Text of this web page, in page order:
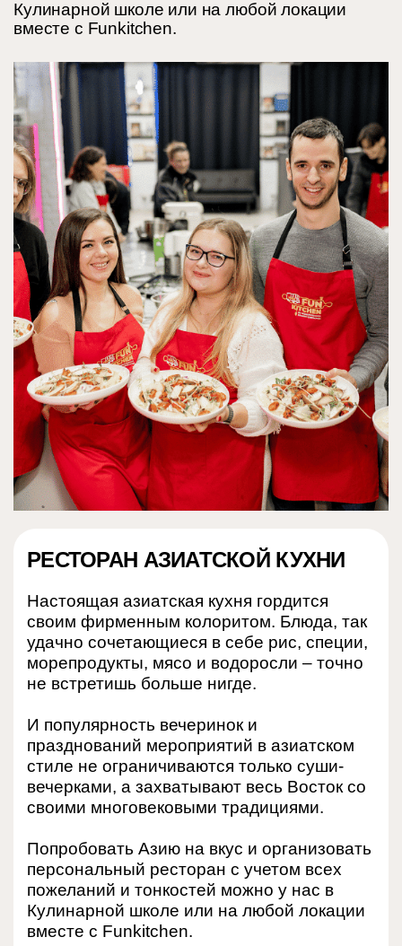
Кулинарной школе или на любой локации
вместе с Funkitchen.
РЕСТОРАН АЗИАТСКОЙ КУХНИ
Настоящая азиатская кухня гордится
своим фирменным колоритом. Блюда, так
удачно сочетающиеся в себе рис, специи,
морепродукты, мясо и водоросли – точно
не встретишь больше нигде.
И популярность вечеринок и
празднований мероприятий в азиатском
стиле не ограничиваются только суши-
вечерками, а захватывают весь Восток со
своими многовековыми традициями.
Попробовать Азию на вкус и организовать
персональный ресторан с учетом всех
пожеланий и тонкостей можно у нас в
Кулинарной школе или на любой локации
вместе с Funkitchen.